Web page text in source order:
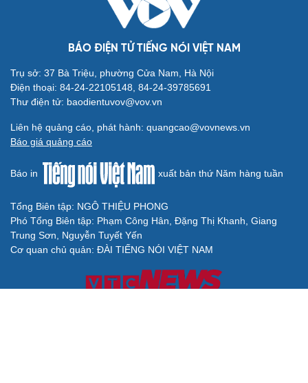
BÁO ĐIỆN TỬ TIẾNG NÓI VIỆT NAM
Trụ sở: 37 Bà Triệu, phường Cửa Nam, Hà Nội
Điện thoại: 84-24-22105148, 84-24-39785691
Thư điện tử: baodientuvov@vov.vn
Liên hệ quảng cáo, phát hành: quangcao@vovnews.vn
Báo giá quảng cáo
Báo in xuất bản thứ Năm hàng tuần
Tổng Biên tập: NGÔ THIỆU PHONG
Phó Tổng Biên tập: Phạm Công Hân, Đặng Thị Khanh, Giang
Trung Sơn, Nguyễn Tuyết Yến
Cơ quan chủ quản: ĐÀI TIẾNG NÓI VIỆT NAM